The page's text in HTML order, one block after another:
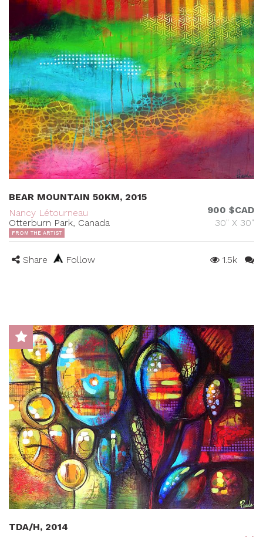
BEAR MOUNTAIN 50KM, 2015
Nancy Létourneau
Otterburn Park, Canada
900 $CAD
30" X 30"
FROM THE ARTIST
Share Follow 1.5k
TDA/H, 2014